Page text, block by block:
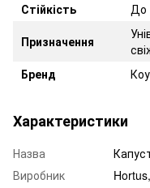
Стійкість
До
Призначення
Бренд
Характеристики
Назва
Виробник